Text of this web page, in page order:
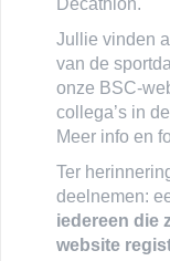
Jullie vinden
van de
onze BSC-
collega’s in
Meer info en
Ter
deelnemen:
iedereen die
website